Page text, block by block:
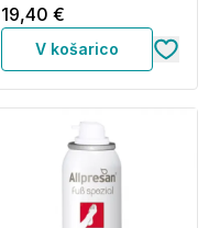
19,40 €
V košarico